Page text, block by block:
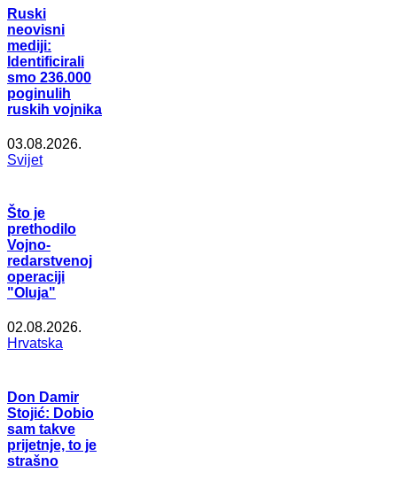
Ruski
neovisni
mediji:
Identificirali
smo 236.000
poginulih
ruskih vojnika
03.08.2026.
Svijet
Što je
prethodilo
Vojno-
redarstvenoj
operaciji
"Oluja"
02.08.2026.
Hrvatska
Don Damir
Stojić: Dobio
sam takve
prijetnje, to je
strašno